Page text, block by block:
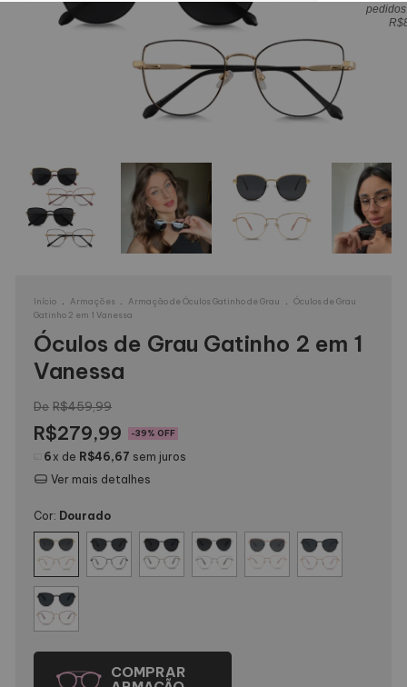
Início Armações Armação de Óculos Gatinho de Grau
Óculos de Grau
Gatinho 2 em 1 Vanessa
Óculos de Grau Gatinho 2 em 1
Vanessa
R$459,99
R$279,99 -39% OFF
6 x de R$46,67 sem juros
Ver mais detalhes
Cor: Dourado